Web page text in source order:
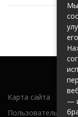
Карта сайта
Пользовательское
Мы
—